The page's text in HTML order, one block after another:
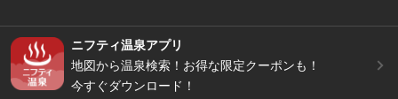
ニフティ温泉アプリ
地図から温泉検索！お得な限定クーポンも！
今すぐダウンロード！